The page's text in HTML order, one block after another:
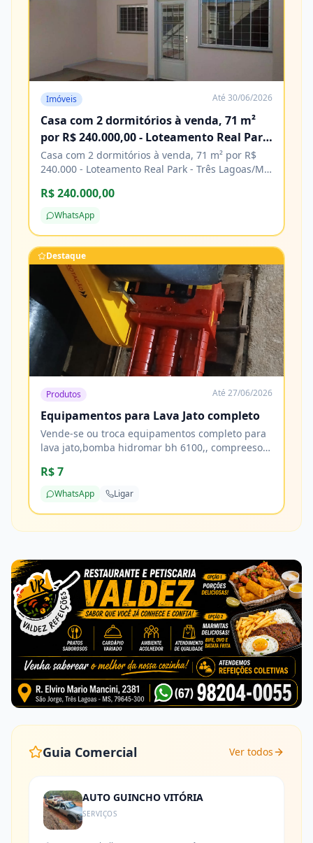
Imóveis Até 30/06/2026
Casa com 2 dormitórios à venda, 71 m²
por R$ 240.000,00 - Loteamento Real Park
- Três Lagoas/MS
Casa com 2 dormitórios à venda, 71 m² por R$
240.000 - Loteamento Real Park - Três Lagoas/MS
R$ 240.000,00
WhatsApp
Destaque
Produtos Até 27/06/2026
Equipamentos para Lava Jato completo
Vende-se ou troca equipamentos completo para
lava jato,bomba hidromar bh 6100,, compreesor
litros 2 tamores de 200 litros e mais de 20 metros
de mangueiras
R$ 7
WhatsApp Ligar
Guia Comercial Ver todos
AUTO GUINCHO VITÓRIA
SERVIÇOS